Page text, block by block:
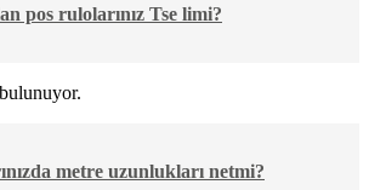
pos rulolarınız Tse limi?
metre uzunlukları netmi?